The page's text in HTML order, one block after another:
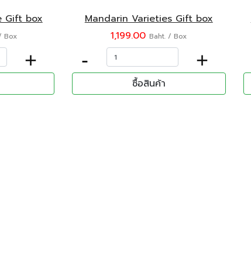
Gift box
Box
+
Mandarin Varieties Gift box
1,199.00 Baht. / Box
- +
ซื้อสินค้า